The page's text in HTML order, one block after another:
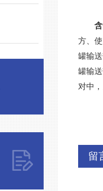
方、
罐输
罐输
对中
留